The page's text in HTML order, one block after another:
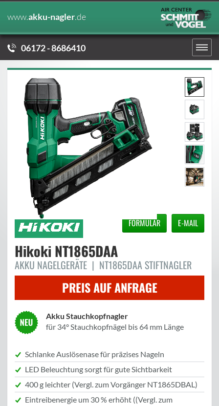
www.akku-nagler.de
06172 - 8686410
E-MAIL
FORMULAR
Hikoki NT1865DAA
AKKU NAGELGERÄTE | NT1865DAA STIFTNAGLER
PREIS AUF ANFRAGE
Akku Stauchkopfnagler
für 34° Stauchkopfnägel bis 64 mm Länge
Schlanke Auslösenase für präzises Nageln
LED Beleuchtung sorgt für gute Sichtbarkeit
400 g leichter (Vergl. zum Vorgänger NT1865DBAL)
Eintreibenergie um 30 % erhöht ((Vergl. zum